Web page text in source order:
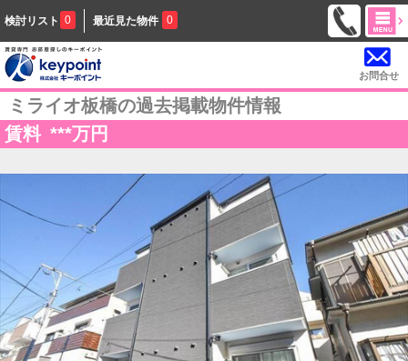
検討リスト 0 最近見た物件 0
お問合せ
ミライオ板橋の過去掲載物件情報
賃料 ***万円